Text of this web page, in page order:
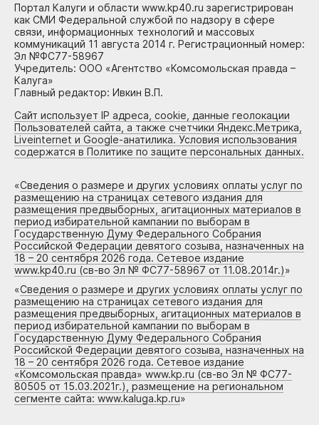
Портал Калуги и области www.kp40.ru зарегистрирован
как СМИ Федеральной службой по надзору в сфере
связи, информационных технологий и массовых
коммуникаций 11 августа 2014 г. Регистрационный номер:
Эл №ФС77-58967
Учредитель: ООО «Агентство «Комсомольская правда –
Калуга»
Главный редактор: Ивкин В.П.
Сайт использует IP адреса, cookie, данные геолокации
Пользователей сайта, а также счетчики Яндекс.Метрика,
Liveinternet и Google-анатилика. Условия использования
содержатся в Политике по защите персональных данных.
«Сведения о размере и других условиях оплаты услуг по
размещению на страницах сетевого издания для
размещения предвыборных, агитационных материалов в
период избирательной кампании по выборам в
Государственную Думу Федерального Собрания
Российской Федерации девятого созыва, назначенных на
18 – 20 сентября 2026 года. Сетевое издание
www.kp40.ru (св-во Эл № ФС77-58967 от 11.08.2014г.)»
«Сведения о размере и других условиях оплаты услуг по
размещению на страницах сетевого издания для
размещения предвыборных, агитационных материалов в
период избирательной кампании по выборам в
Государственную Думу Федерального Собрания
Российской Федерации девятого созыва, назначенных на
18 – 20 сентября 2026 года. Сетевое издание
«Комсомольская правда» www.kp.ru (св-во Эл № ФС77-
80505 от 15.03.2021г.), размещение на региональном
сегменте сайта: www.kaluga.kp.ru»